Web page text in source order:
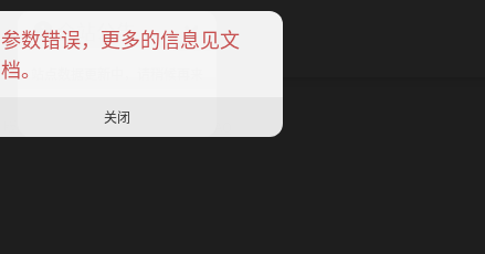
星月号2024 ⁄ 主题
全站公告
关闭
参数错误，更多的信息见文
档。
关闭